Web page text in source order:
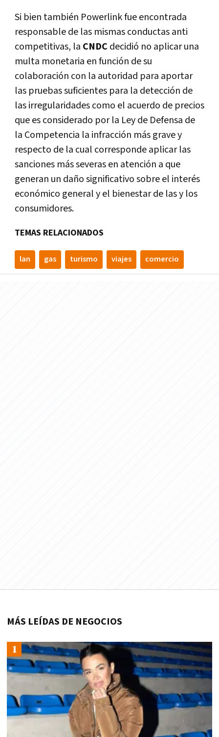
Si bien también Powerlink fue encontrada
responsable de las mismas conductas anti
competitivas, la CNDC decidió no aplicar una
multa monetaria en función de su
colaboración con la autoridad para aportar
las pruebas suficientes para la detección de
las irregularidades como el acuerdo de precios
que es considerado por la Ley de Defensa de
la Competencia la infracción más grave y
respecto de la cual corresponde aplicar las
sanciones más severas en atención a que
generan un daño significativo sobre el interés
económico general y el bienestar de las y los
consumidores.
TEMAS RELACIONADOS
lan gas turismo viajes comercio
MÁS LEÍDAS DE NEGOCIOS